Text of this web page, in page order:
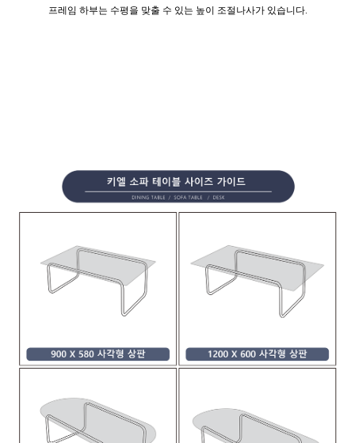
프레임 하부는 수평을 맞출 수 있는 높이 조절나사가 있습니다.